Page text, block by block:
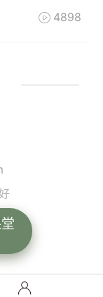
 4898